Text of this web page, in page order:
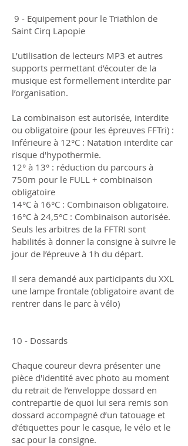
9 - Equipement pour le Triathlon de
Saint Cirq Lapopie
L’utilisation de lecteurs MP3 et autres
supports permettant d’écouter de la
musique est formellement interdite par
l’organisation.
La combinaison est autorisée, interdite
ou obligatoire (pour les épreuves FFTri) :
Inférieure à 12°C : Natation interdite car
risque d'hypothermie.
12° à 13° : réduction du parcours à
750m pour le FULL + combinaison
obligatoire
14°C à 16°C : Combinaison obligatoire.
16°C à 24,5°C : Combinaison autorisée.
Seuls les arbitres de la FFTRI sont
habilités à donner la consigne à suivre le
jour de l’épreuve à 1h du départ.
Il sera demandé aux participants du XXL
une lampe frontale (obligatoire avant de
rentrer dans le parc à vélo)
10 - Dossards
Chaque coureur devra présenter une
pièce d'identité avec photo au moment
du retrait de l’enveloppe dossard en
contrepartie de quoi lui sera remis son
dossard accompagné d’un tatouage et
d’étiquettes pour le casque, le vélo et le
sac pour la consigne.